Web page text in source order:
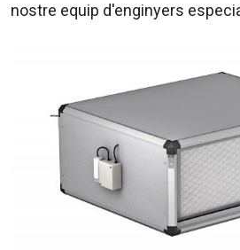
nostre equip d'enginyers